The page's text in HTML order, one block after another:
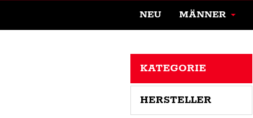
NEU MÄNNER
KATEGORIE
HERSTELLER